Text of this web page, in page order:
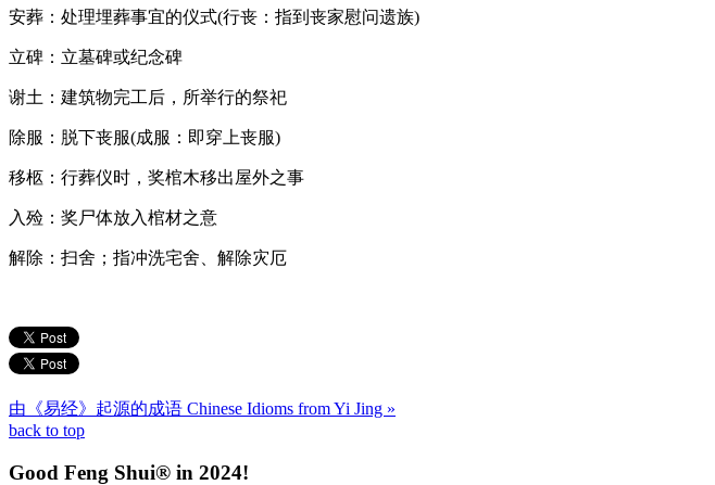
安葬：处理埋葬事宜的仪式(行丧：指到丧家慰问遗族)
立碑：立墓碑或纪念碑
谢土：建筑物完工后，所举行的祭祀
除服：脱下丧服(成服：即穿上丧服)
移柩：行葬仪时，奖棺木移出屋外之事
入殓：奖尸体放入棺材之意
解除：扫舍；指冲洗宅舍、解除灾厄
由《易经》起源的成语 Chinese Idioms from Yi Jing »
back to top
Good Feng Shui® in 2024!